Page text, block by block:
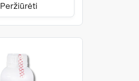
Peržiūrėti